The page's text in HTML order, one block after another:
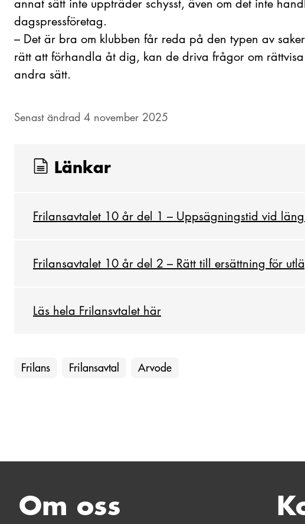
annat sätt inte uppträder schysst, även om det inte
dagspressföretag.
– Det är bra om klubben får reda på den typen av
rätt att förhandla åt dig, kan de driva frågor om
andra sätt.
Senast ändrad 4 november 2025
Länkar
Frilansavtalet 10 år del 1 – Uppsägningstid vid
Frilansavtalet 10 år del 2 – Rätt till ersättning för
Läs hela Frilansvtalet här
Frilans Frilansavtal Arvode
Om oss